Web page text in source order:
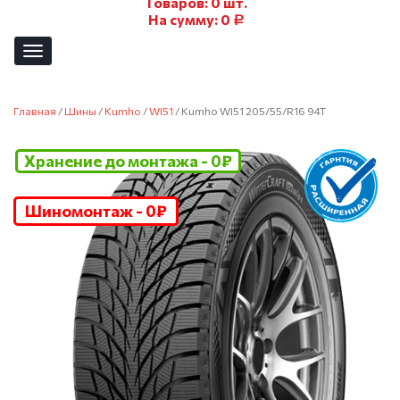
На сумму: 0 Р
Главная / Шины / Kumho /WI51 / Kumho WI51 205/55/R16 94T
Шиномонтаж - 0₽
Хранение до монтажа - 0₽